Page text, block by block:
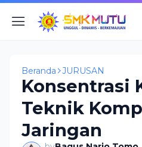
Beranda JURUSAN
Konsentrasi
Teknik
Jaringan